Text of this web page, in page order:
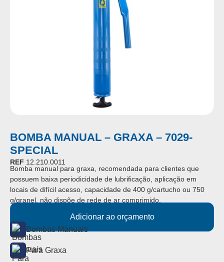
BOMBA MANUAL – GRAXA – 7029-
SPECIAL
REF 12.210.0011
Bomba manual para graxa, recomendada para clientes que
possuem baixa periodicidade de lubrificação, aplicação em
locais de difícil acesso, capacidade de 400 g/cartucho ou 750
g/granel, não dispõe de rede de ar comprimido.
Adicionar ao orçamento
Bombas Manuais
Para Graxa